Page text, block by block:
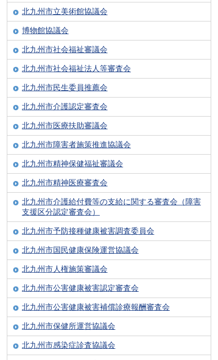
北九州市立美術館協議会
博物館協議会
北九州市社会福祉審議会
北九州市社会福祉法人等審査会
北九州市民生委員推薦会
北九州市介護認定審査会
北九州市医療扶助審議会
北九州市障害者施策推進協議会
北九州市精神保健福祉審議会
北九州市精神医療審査会
北九州市介護給付費等の支給に関する審査会（障害
支援区分認定審査会）
北九州市予防接種健康被害調査委員会
北九州市国民健康保険運営協議会
北九州市人権施策審議会
北九州市公害健康被害認定審査会
北九州市公害健康被害補償診療報酬審査会
北九州市保健所運営協議会
北九州市感染症診査協議会